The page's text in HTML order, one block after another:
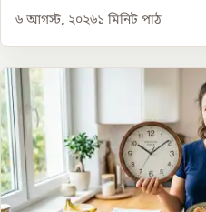
৬ আগস্ট, ২০২৬১ মিনিট পাঠ